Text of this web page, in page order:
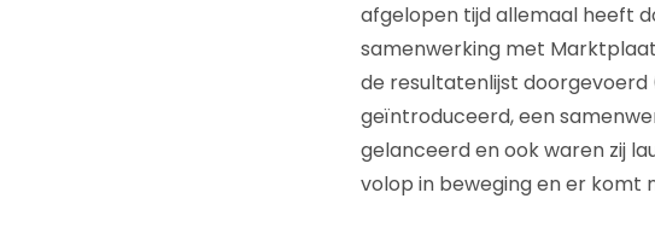
afgelopen tijd allemaal heeft
samenwerking met
de resultatenlijst
geïntroduceerd, een
gelanceerd en ook waren zij
volop in beweging en er komt